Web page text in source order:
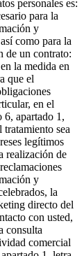
personales es:
para la
y
como para la
de un contrato:
la medida en
que el
en el
6, apartado 1,
sea
legítimos
realización de
y
la
directo del
con usted,
consulta
comercial